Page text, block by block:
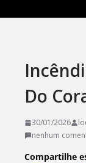
Do
30/01/2026
nenhum
Compartilhe